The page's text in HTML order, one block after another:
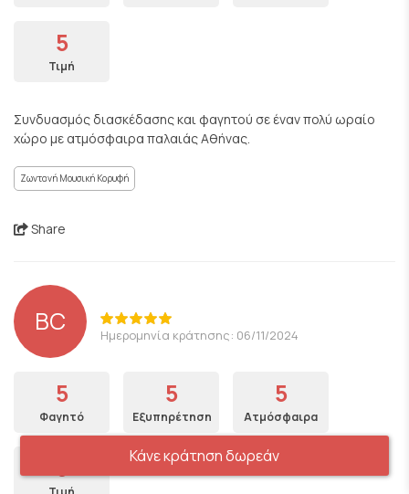
5
Τιμή
Συνδυασμός διασκέδασης και φαγητού σε έναν πολύ ωραίο
χώρο με ατμόσφαιρα παλαιάς Αθήνας.
Ζωντανή Μουσική Κορυφή
Share
BC Ημερομηνία κράτησης: 06/11/2024
5
Φαγητό
5
Εξυπηρέτηση
5
Ατμόσφαιρα
5 Κάνε κράτηση δωρεάν